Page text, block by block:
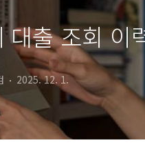
대출 조회 이
2025. 12. 1.